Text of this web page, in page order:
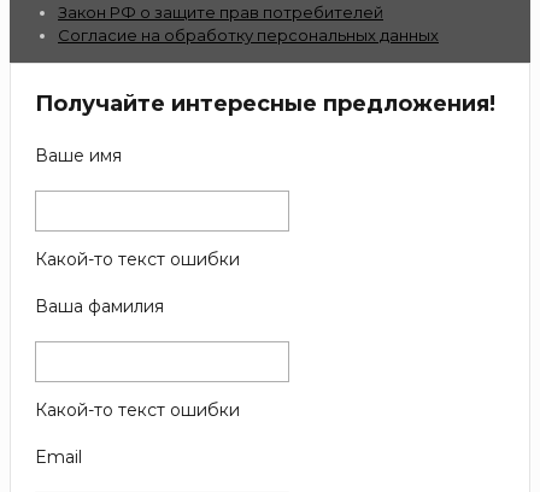
Закон РФ о защите прав потребителей
Согласие на обработку персональных данных
Получайте интересные предложения!
Ваше имя
Какой-то текст ошибки
Ваша фамилия
Какой-то текст ошибки
Email